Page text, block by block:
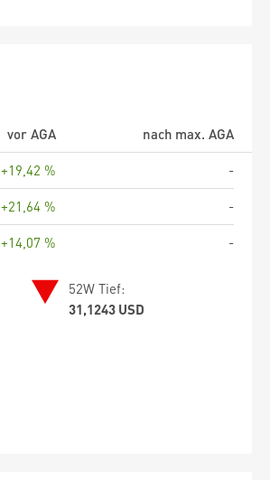
vor AGA
nach max. AGA
+19,42 %
-
+21,64 %
-
+14,07 % -
52W Tief:
31,1243 USD